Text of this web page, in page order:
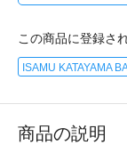
この商品に登録さ
ISAMU KATAYAMA
商品の説明